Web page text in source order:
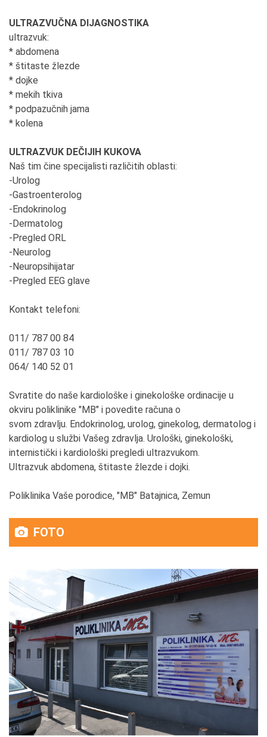
ULTRAZVUČNA DIJAGNOSTIKA
ultrazvuk:
* abdomena
* štitaste žlezde
* dojke
* mekih tkiva
* podpazučnih jama
* kolena
ULTRAZVUK DEČIJIH KUKOVA
Naš tim čine specijalisti različitih oblasti:
-Urolog
-Gastroenterolog
-Endokrinolog
-Dermatolog
-Pregled ORL
-Neurolog
-Neuropsihijatar
-Pregled EEG glave
Kontakt telefoni:
011/ 787 00 84
011/ 787 03 10
064/ 140 52 01
Svratite do naše kardiološke i ginekološke ordinacije u
okviru poliklinike "MB" i povedite računa o
svom zdravlju. Endokrinolog, urolog, ginekolog, dermatolog i
kardiolog u službi Vašeg zdravlja. Urološki, ginekološki,
internistički i kardiološki pregledi ultrazvukom.
Ultrazvuk abdomena, štitaste žlezde i dojki.
Poliklinika Vaše porodice, "MB" Batajnica, Zemun
FOTO